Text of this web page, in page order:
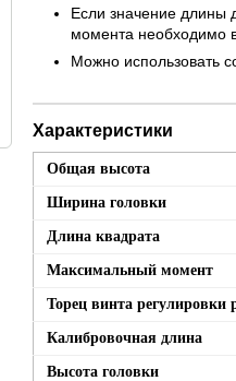
Если значение длины
момента необходимо
Можно использовать
Характеристики
Общая высота
Ширина головки
Длина квадрата
Максимальный момент
Торец винта регулировки
Калибровочная длина
Высота головки